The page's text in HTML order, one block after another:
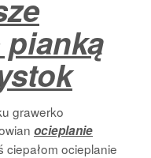
grawerko
ocieplanie
ciepałom ocieplanie